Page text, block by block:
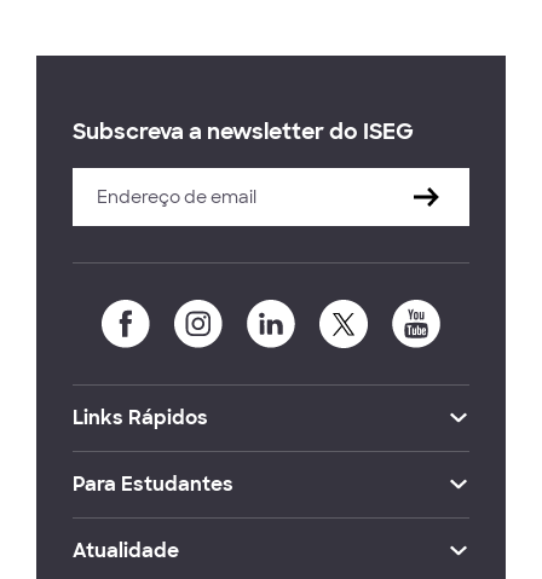
Subscreva a newsletter do ISEG
Links Rápidos
Para Estudantes
Atualidade